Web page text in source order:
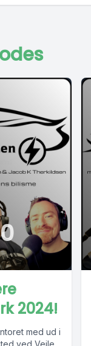
2024!
med ud i